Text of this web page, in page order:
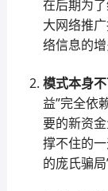
在后期为
大网络推
络信息的增
模式本身
益”完全依
要的新资
撑不住的
的庞氏骗局